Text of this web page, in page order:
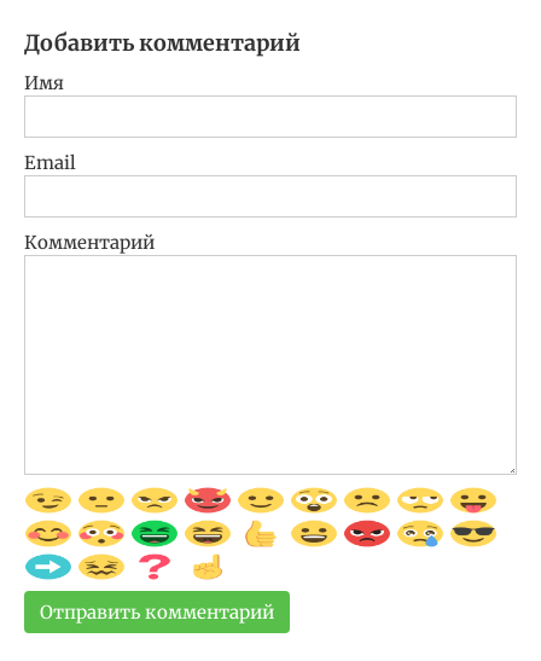
Добавить комментарий
Имя
Email
Комментарий